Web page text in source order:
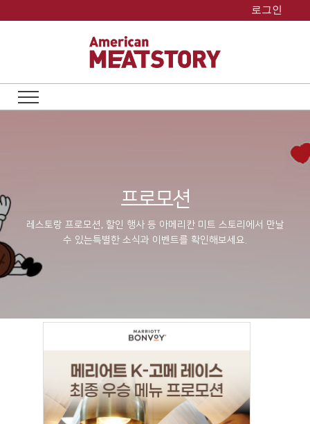
로그인
프로모션
레스토랑 프로모션, 할인 행사 등 아메리칸 미트 스토리에서 만날
수 있는특별한 소식과 이벤트를 확인해보세요.